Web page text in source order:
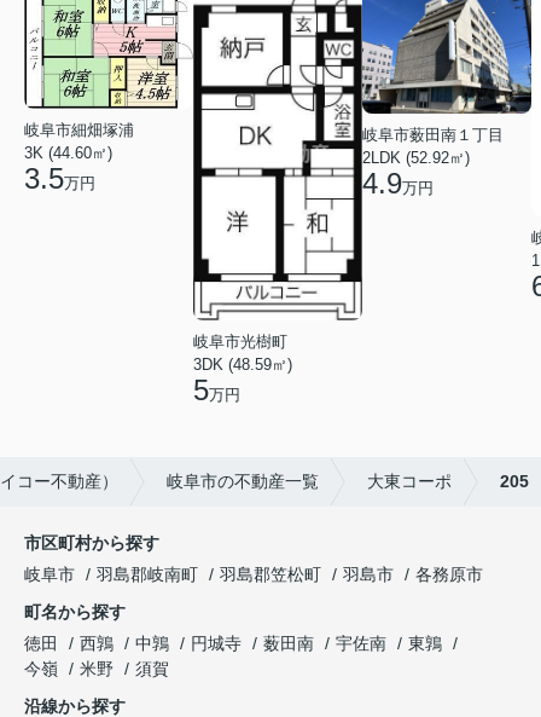
岐阜市細畑塚浦
3K (44.60㎡)
3.5万円
岐阜市光樹町
3DK (48.59㎡)
5万円
岐阜市薮田南１丁目
2LDK (52.92㎡)
4.9万円
コー不動産） 岐阜市の不動産一覧 大東コーポ 205
市区町村から探す
岐阜市
羽島郡岐南町 羽島郡笠松町 羽島市
各務原市
町名から探す
徳田
西鶉 中鶉 円城寺 薮田南 宇佐南
東鶉
今嶺
米野
須賀
沿線から探す